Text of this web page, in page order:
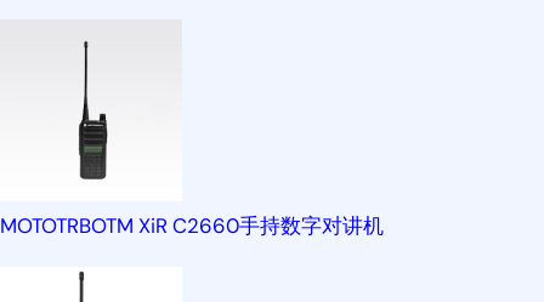
MOTOTRBOTM XiR C2660手持数字对讲机